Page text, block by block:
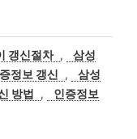
갱신절차 ,
삼성
정보 갱신 ,
삼성
방법 ,
인증정보